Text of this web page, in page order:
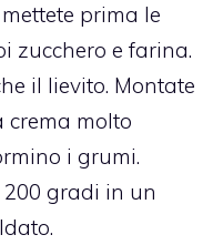
prima le
zucchero e farina.
il lievito. Montate
crema molto
i grumi.
gradi in un